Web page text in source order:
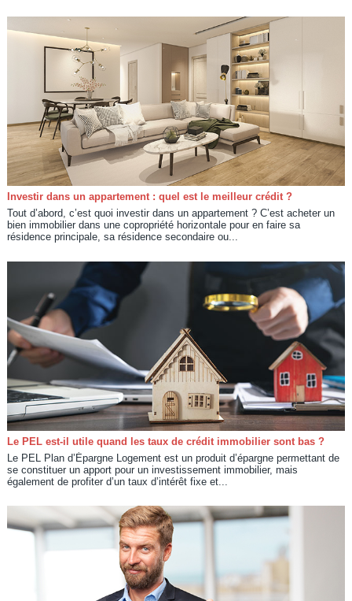
Investir dans un appartement : quel est le meilleur crédit ?
Tout d’abord, c’est quoi investir dans un appartement ? C’est acheter un
bien immobilier dans une copropriété horizontale pour en faire sa
résidence principale, sa résidence secondaire ou...
Le PEL est-il utile quand les taux de crédit immobilier sont bas ?
Le PEL Plan d’Épargne Logement est un produit d’épargne permettant de
se constituer un apport pour un investissement immobilier, mais
également de profiter d’un taux d’intérêt fixe et...